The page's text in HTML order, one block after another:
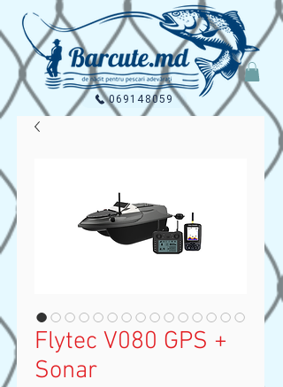
069148059
Flytec V080 GPS +
Sonar